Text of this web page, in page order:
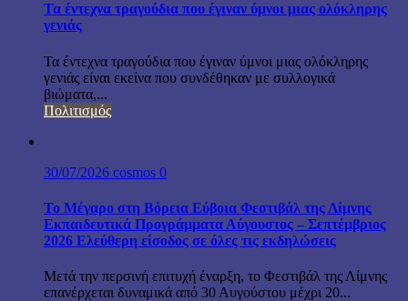
Τα έντεχνα τραγούδια που έγιναν ύμνοι μιας ολόκληρης
γενιάς
Τα έντεχνα τραγούδια που έγιναν ύμνοι μιας ολόκληρης
γενιάς είναι εκείνα που συνδέθηκαν με συλλογικά
βιώματα,...
Πολιτισμός
30/07/2026 cosmos 0
Το Μέγαρο στη Βόρεια Εύβοια Φεστιβάλ της Λίμνης
Εκπαιδευτικά Προγράμματα Αύγουστος – Σεπτέμβριος
2026 Ελεύθερη είσοδος σε όλες τις εκδηλώσεις
Μετά την περσινή επιτυχή έναρξη, το Φεστιβάλ της Λίμνης
επανέρχεται δυναμικά από 30 Αυγούστου μέχρι 20...